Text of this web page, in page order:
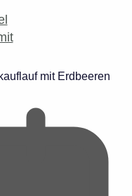
mit Erdbeeren